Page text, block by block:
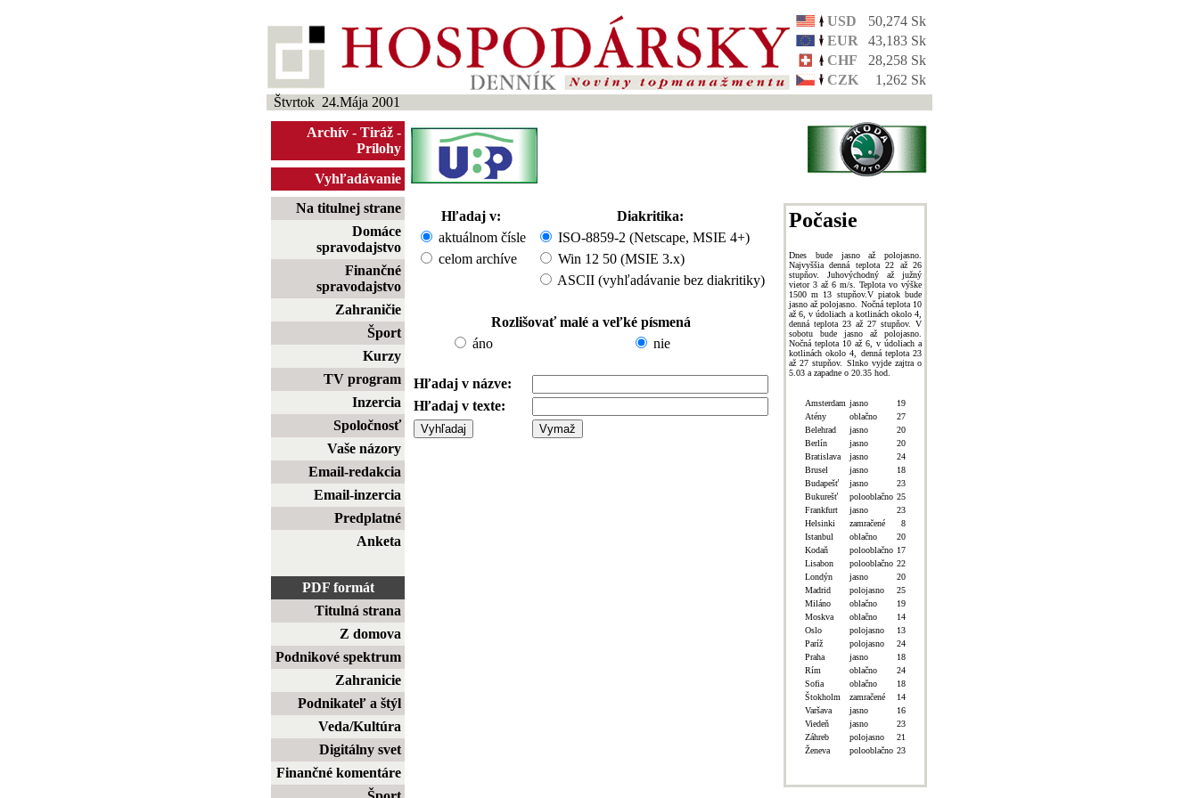
USD
50,274 Sk
EUR
43,183 Sk
CHF
28,258 Sk
CZK
1,262 Sk
Štvrtok 24.Mája 2001
Archív - Tiráž -
Prílohy
Vyhľadávanie
Na titulnej strane
Domáce
spravodajstvo
Finančné
spravodajstvo
Zahraničie
Šport
Kurzy
TV program
Inzercia
Spoločnosť
Vaše názory
Email-redakcia
Email-inzercia
Predplatné
Anketa
PDF formát
Titulná strana
Z domova
Podnikové spektrum
Zahranicie
Podnikateľ a štýl
Veda/Kultúra
Digitálny svet
Finančné komentáre
Hľadaj v:
aktuálnom čísle
celom archíve
Diakritika:
ISO-8859-2 (Netscape, MSIE 4+)
Win 12 50 (MSIE 3.x)
ASCII (vyhľadávanie bez diakritiky)
Rozlišovať malé a veľké písmená
áno
nie
Hľadaj v názve:
Hľadaj v texte:
Počasie
Dnes bude jasno až polojasno.
Najvyššia denná teplota 22 až 26
stupňov. Juhovýchodný až južný
vietor 3 až 6 m/s. Teplota vo výške
1500 m 13 stupňov.V piatok bude
jasno až polojasno. Nočná teplota 10
až 6, v údoliach a kotlinách okolo 4,
denná teplota 23 až 27 stupňov. V
sobotu bude jasno až polojasno.
Nočná teplota 10 až 6, v údoliach a
kotlinách okolo 4, denná teplota 23
až 27 stupňov. Slnko vyjde zajtra o
5.03 a zapadne o 20.35 hod.
Amsterdam jasno
19
Atény
oblačno
27
Belehrad
jasno
20
Berlín
jasno
20
Bratislava
jasno
24
Brusel
jasno
18
Budapešť
jasno
23
Bukurešť
polooblačno 25
Frankfurt
jasno
23
Helsinki
zamračené
8
Istanbul
oblačno
20
Kodaň
polooblačno 17
Lisabon
polooblačno 22
Londýn
jasno
20
Madrid
polojasno
25
Miláno
oblačno
19
Moskva
oblačno
14
Oslo
polojasno
13
Paríž
polojasno
24
Praha
jasno
18
Rím
oblačno
24
Sofia
oblačno
18
Štokholm
zamračené
14
Varšava
jasno
16
Viedeň
jasno
23
Záhreb
polojasno
21
Ženeva
polooblačno 23